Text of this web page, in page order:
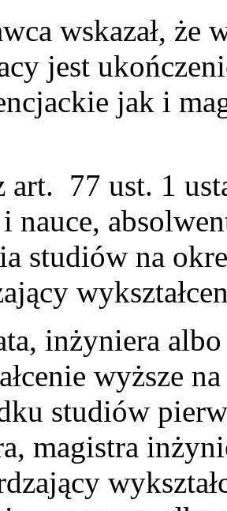
wskazał,
jest
jak i
art. 77 ust. 1
nauce,
studiów na
inżyniera
wyższe
studiów
magistra